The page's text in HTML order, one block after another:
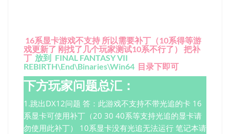
16系显卡游戏不支持 所以需要补丁（10系得等游
戏更新了 刚找了几个玩家测试10系不行了） 把补
丁 放到 FINAL FANTASY VII
REBIRTH\End\Binaries\Win64 目录下即可
下方玩家问题总汇：
1.跳出DX12问题 答：此游戏不支持不带光追的卡 16
系显卡可使用补丁（20 30 40系等支持光追的显卡请
勿使用此补丁） 10系显卡没有光追无法运行 笔记本请